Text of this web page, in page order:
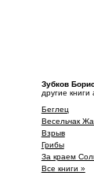
Зубков Борис
другие книги
Беглец
Весельчак
Взрыв
Грибы
За краем
Все книги »